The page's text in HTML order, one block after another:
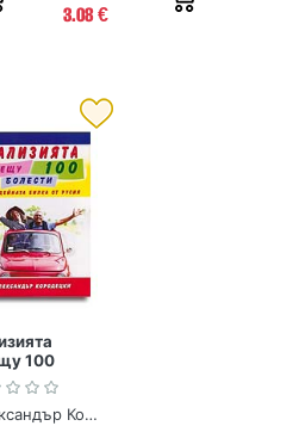
3.08€
100
Александър Кородецки